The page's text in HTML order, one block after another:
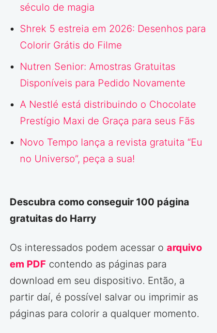
século de magia
Shrek 5 estreia em 2026: Desenhos para
Colorir Grátis do Filme
Nutren Senior: Amostras Gratuitas
Disponíveis para Pedido Novamente
A Nestlé está distribuindo o Chocolate
Prestígio Maxi de Graça para seus Fãs
Novo Tempo lança a revista gratuita “Eu
no Universo”, peça a sua!
Descubra como conseguir 100 página
gratuitas do Harry
Os interessados podem acessar o arquivo
em PDF contendo as páginas para
download em seu dispositivo. Então, a
partir daí, é possível salvar ou imprimir as
páginas para colorir a qualquer momento.